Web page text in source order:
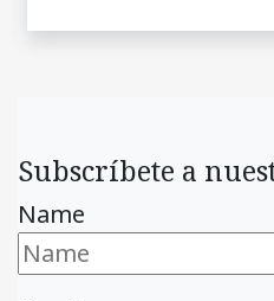
Subscríbete a
Name